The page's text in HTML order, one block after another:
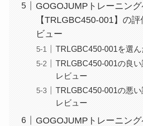
GOGOJUMPトレーニン
【TRLGBC450-001】の
ビュー
TRLGBC450-001を選ん
TRLGBC450-001の良い
レビュー
TRLGBC450-001の悪い
レビュー
GOGOJUMPトレーニン